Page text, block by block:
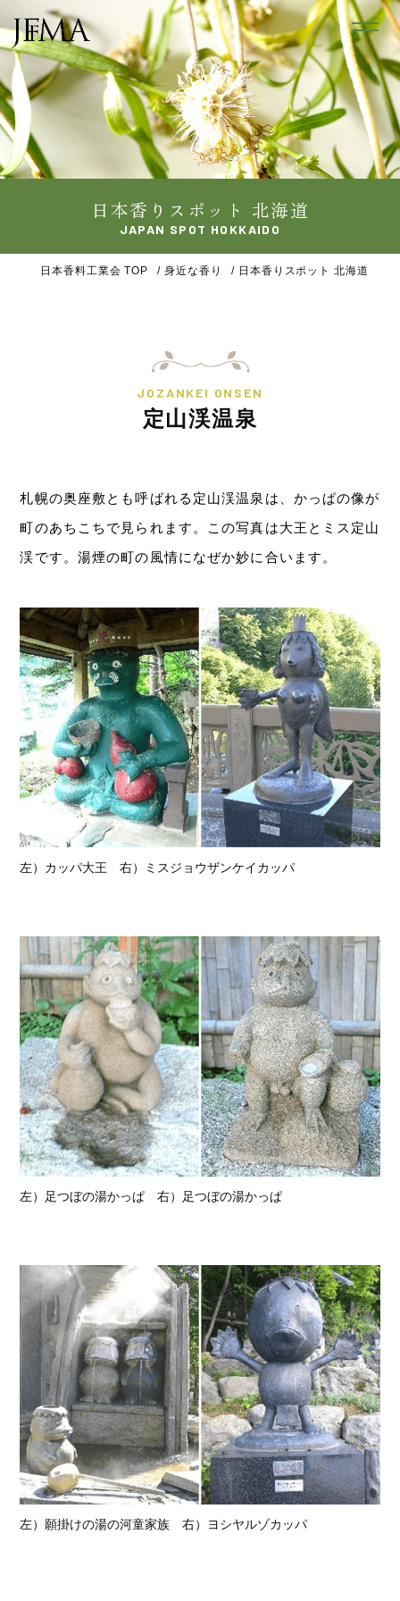
日本香りスポット 北海道
JAPAN SPOT HOKKAIDO
日本香料工業会 TOP 身近な香り 日本香りスポット 北海道
JOZANKEI ONSEN
定山渓温泉
札幌の奥座敷とも呼ばれる定山渓温泉は、かっぱの像が
町のあちこちで見られます。この写真は大王とミス定山
渓です。湯煙の町の風情になぜか妙に合います。
左）カッパ大王 右）ミスジョウザンケイカッパ
左）足つぼの湯かっぱ 右）足つぼの湯かっぱ
左）願掛けの湯の河童家族 右）ヨシヤルゾカッパ